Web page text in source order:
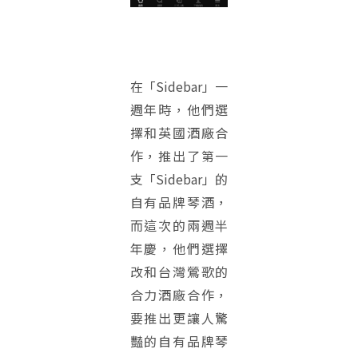
在「Sidebar」一
週年時，他們選
擇和英國酒廠合
作，推出了第一
支「Sidebar」的
自有品牌琴酒，
而這次的兩週半
年慶，他們選擇
改和台灣鶯歌的
合力酒廠合作，
要推出更讓人驚
豔的自有品牌琴